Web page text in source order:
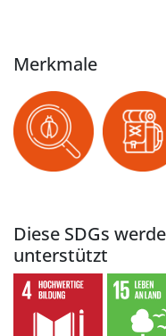
Merkmale
Diese SDGs
unterstützt